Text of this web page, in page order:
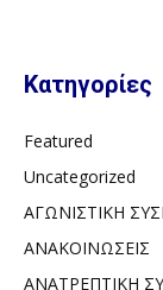
Kατηγορίες
Featured
Uncategorized
ΑΓΩΝΙΣΤΙΚΗ
ΑΝΑΚΟΙΝΩΣΕΙΣ
ΑΝΑΤΡΕΠΤΙΚΗ